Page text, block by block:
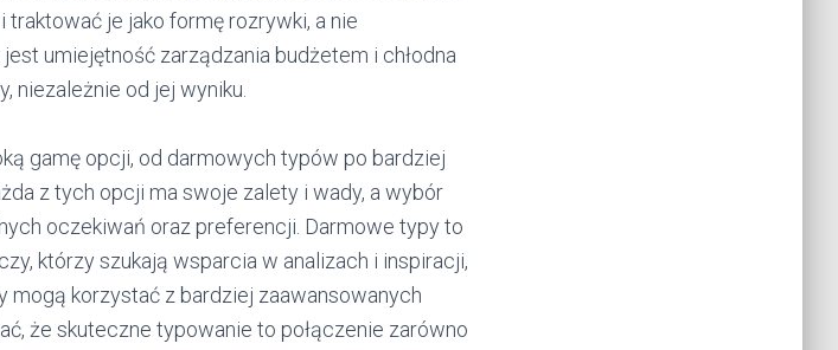
je jako formę rozrywki, a nie
umiejętność zarządzania budżetem i chłodna
niezależnie od jej wyniku.
gamę opcji, od darmowych typów po bardziej
z tych opcji ma swoje zalety i wady, a wybór
oczekiwań oraz preferencji. Darmowe typy to
którzy szukają wsparcia w analizach i inspiracji,
korzystać z bardziej zaawansowanych
że skuteczne typowanie to połączenie zarówno